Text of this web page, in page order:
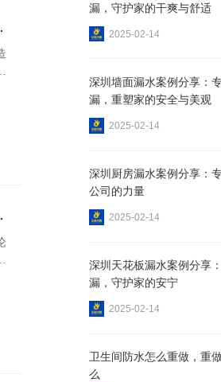
治！
堵漏
漏，守护家的干爽与舒适
2025-02-14
深圳墙面漏水案例分享：
漏，重塑家的安全与美观
2025-02-14
深圳厨房漏水案例分享：
公司的力量
2025-02-14
深圳天花板漏水案例分享
漏，守护家的安宁
2025-02-14
卫生间防水怎么重做，重
么